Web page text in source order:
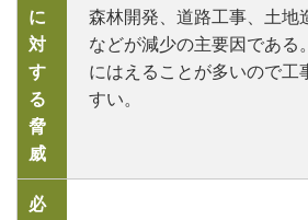
に
対
す
る
脅
威
森林開発、道路工事、土地
などが減少の主要因である
にはえることが多いので工
すい。
必